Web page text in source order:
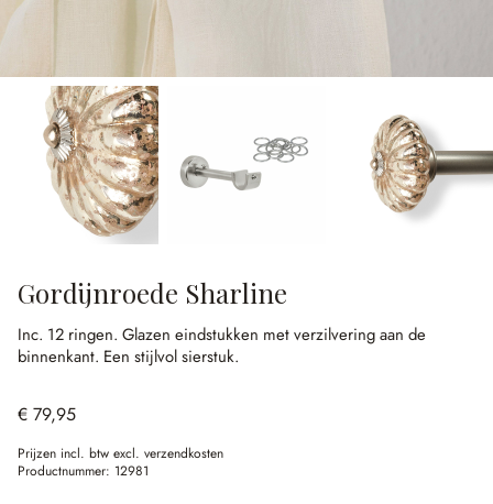
Gordijnroede Sharline
Inc. 12 ringen. Glazen eindstukken met verzilvering aan de
binnenkant. Een stijlvol sierstuk.
€ 79,95
Prijzen incl. btw excl. verzendkosten
Productnummer: 12981